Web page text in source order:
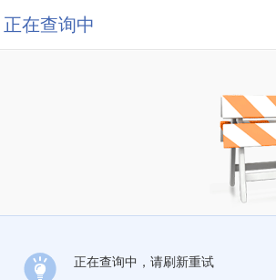
正在查询中
正在查询中，请刷新重试